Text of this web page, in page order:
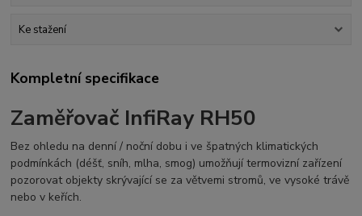
Ke stažení
Kompletní specifikace
Zaměřovač InfiRay RH50
Bez ohledu na denní / noční dobu i ve špatných klimatických
podmínkách (déšť, sníh, mlha, smog) umožňují termovizní zařízení
pozorovat objekty skrývající se za větvemi stromů, ve vysoké trávě
nebo v keřích.